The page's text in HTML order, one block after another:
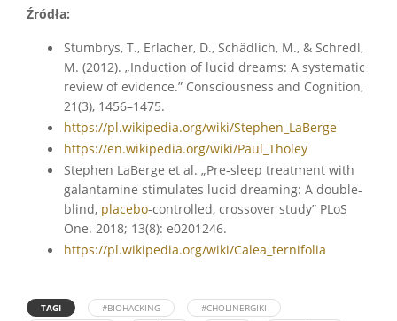
Źródła:
Stumbrys, T., Erlacher, D., Schädlich, M., & Schredl,
M. (2012). „Induction of lucid dreams: A systematic
review of evidence.” Consciousness and Cognition,
21(3), 1456–1475.
https://pl.wikipedia.org/wiki/Stephen_LaBerge
https://en.wikipedia.org/wiki/Paul_Tholey
Stephen LaBerge et al. „Pre-sleep treatment with
galantamine stimulates lucid dreaming: A double-
blind, placebo-controlled, crossover study” PLoS
One. 2018; 13(8): e0201246.
https://pl.wikipedia.org/wiki/Calea_ternifolia
TAGI #BIOHACKING
#CHOLINERGIKI